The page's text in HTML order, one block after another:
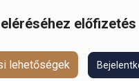
lehetőségek